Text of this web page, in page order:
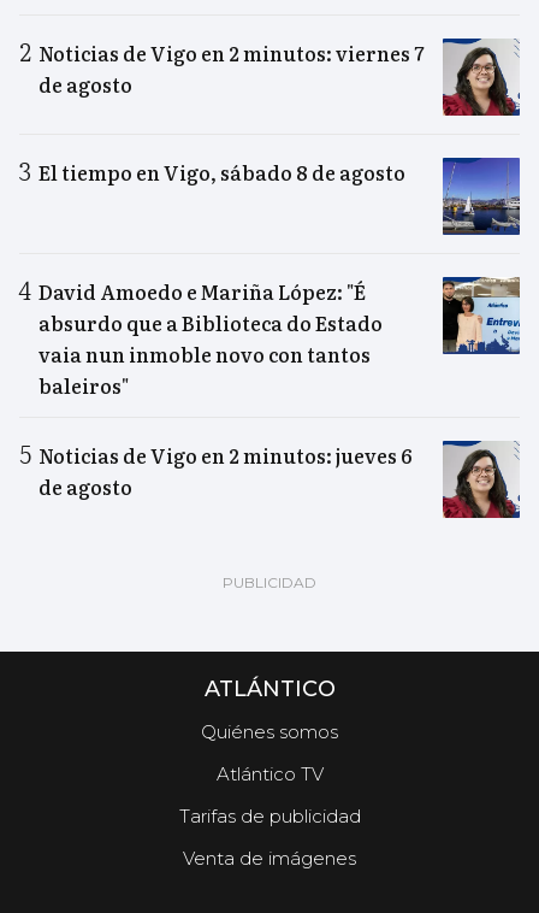
Noticias de Vigo en 2 minutos: viernes 7
de agosto
El tiempo en Vigo, sábado 8 de agosto
David Amoedo e Mariña López: "É
absurdo que a Biblioteca do Estado
vaia nun inmoble novo con tantos
baleiros"
Noticias de Vigo en 2 minutos: jueves 6
de agosto
ATLÁNTICO
Quiénes somos
Atlántico TV
Tarifas de publicidad
Venta de imágenes